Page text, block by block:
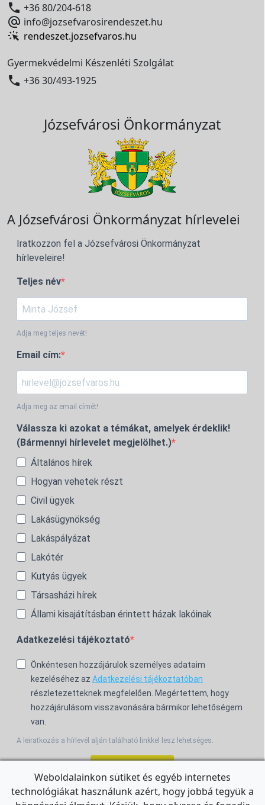
 +36 80/204-618
 info@jozsefvarosirendeszet.hu
rendeszet.jozsefvaros.hu
Gyermekvédelmi Készenléti Szolgálat
 +36 30/493-1925
Józsefvárosi Önkormányzat
A Józsefvárosi Önkormányzat hírlevelei
Iratkozzon fel a Józsefvárosi Önkormányzat
hírleveleire!
Teljes név
Adja meg teljes nevét!
Email cím:
Adja meg az email címét!
Válassza ki azokat a témákat, amelyek érdeklik!
(Bármennyi hírlevelet megjelölhet.)
Általános hírek
Hogyan vehetek részt
Civil ügyek
Lakásügynökség
Lakáspályázat
Lakótér
Kutyás ügyek
Társasházi hírek
Állami kisajátításban érintett házak lakóinak
Adatkezelési tájékoztató
Önkéntesen hozzájárulok személyes adataim
kezeléséhez az Adatkezelési tájékoztatóban
részletezetteknek megfelelően. Megértettem, hogy
hozzájárulásom visszavonására bármikor lehetőségem
van.
A leiratkozás a hírlevél alján található linkkel lesz lehetséges.
For the English Newsletter, clickHERE.
Weboldalainkon sütiket és egyéb internetes
technológiákat használunk azért, hogy jobbá tegyük a